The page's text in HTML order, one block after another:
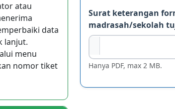
atau
data
lanjut.
menu
nomor tiket
Surat keterangan
madrasah/sekolah
Hanya PDF, max 2 MB.